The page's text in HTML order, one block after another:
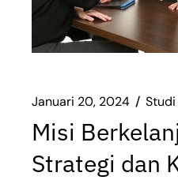
Januari 20, 2024
Misi
Strategi dan